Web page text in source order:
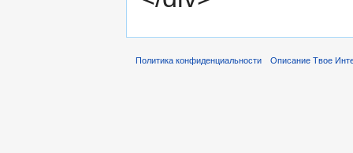
Политика конфиденциальности Описание Твое